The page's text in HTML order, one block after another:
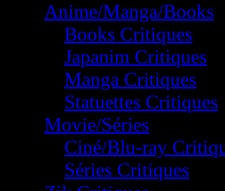
Anime/Manga/Books
Books Critiques
Japanim Critiques
Manga Critiques
Statuettes Critiques
Movie/Séries
Ciné/Blu-ray
Séries Critiques